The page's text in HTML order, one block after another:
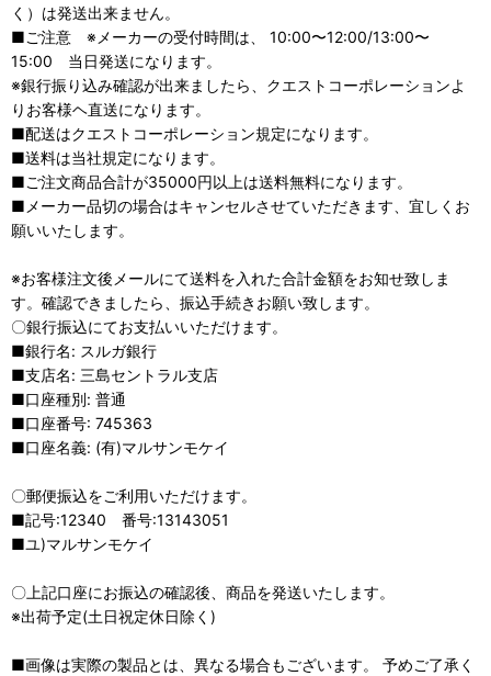
く）は発送出来ません。
■ご注意 ※メーカーの受付時間は、 10:00〜12:00/13:00〜
15:00 当日発送になります。
※銀行振り込み確認が出来ましたら、クエストコーポレーションよ
りお客様ヘ直送になります。
■配送はクエストコーポレーション規定になります。
■送料は当社規定になります。
■ご注文商品合計が35000円以上は送料無料になります。
■メーカー品切の場合はキャンセルさせていただきます、宜しくお
願いいたします。
※お客様注文後メールにて送料を入れた合計金額をお知せ致しま
す。確認できましたら、振込手続きお願い致します。
〇銀行振込にてお支払いいただけます。
■銀行名: スルガ銀行
■支店名: 三島セントラル支店
■口座種別: 普通
■口座番号: 745363
■口座名義: (有)マルサンモケイ
〇郵便振込をご利用いただけます。
■記号:12340 番号:13143051
■ユ)マルサンモケイ
〇上記口座にお振込の確認後、商品を発送いたします。
※出荷予定(土日祝定休日除く)
■画像は実際の製品とは、異なる場合もございます。 予めご了承く